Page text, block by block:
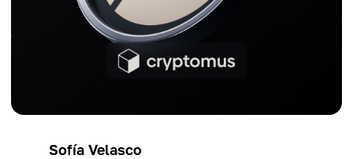
Sofía Velasco